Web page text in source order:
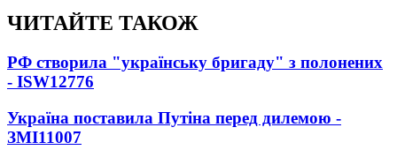
ЧИТАЙТЕ ТАКОЖ
РФ створила "українську бригаду" з полонених
- ISW12776
Україна поставила Путіна перед дилемою -
ЗМІ11007